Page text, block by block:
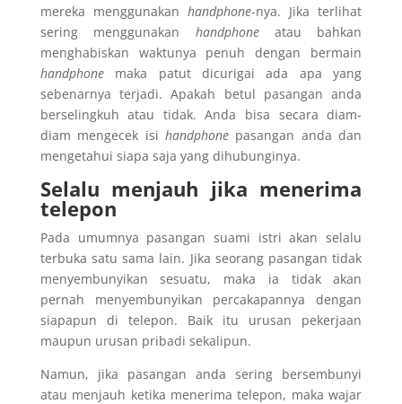
mereka menggunakan handphone-nya. Jika terlihat
sering menggunakan handphoneatau bahkan
menghabiskan waktunya penuh dengan bermain
handphonemaka patut dicurigai ada apa yang
sebenarnya terjadi. Apakah betul pasangan anda
berselingkuh atau tidak. Anda bisa secara diam-
diam mengecek isi handphone pasangan anda dan
mengetahui siapa saja yang dihubunginya.
Selalu menjauh jika menerima
telepon
Pada umumnya pasangan suami istri akan selalu
terbuka satu sama lain. Jika seorang pasangan tidak
menyembunyikan sesuatu, maka ia tidak akan
pernah menyembunyikan percakapannya dengan
siapapun di telepon. Baik itu urusan pekerjaan
maupun urusan pribadi sekalipun.
Namun, jika pasangan anda sering bersembunyi
atau menjauh ketika menerima telepon, maka wajar